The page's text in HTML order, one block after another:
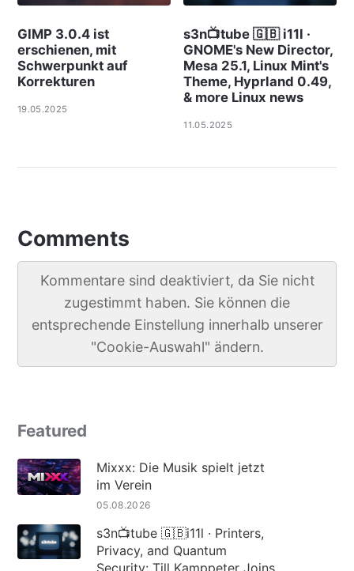
GIMP 3.0.4 ist
erschienen, mit
Schwerpunkt auf
Korrekturen
19.05.2025
s3n📺tube 🇬🇧 i11l ·
GNOME's New Director,
Mesa 25.1, Linux Mint's
Theme, Hyprland 0.49,
& more Linux news
11.05.2025
Comments
Kommentare sind deaktiviert, da Sie nicht
zugestimmt haben. Sie können die
entsprechende Einstellung innerhalb unserer
"Cookie-Auswahl" ändern.
Featured
Mixxx: Die Musik spielt jetzt
im Verein
05.08.2026
s3n📺tube 🇬🇧i11l · Printers,
Privacy, and Quantum